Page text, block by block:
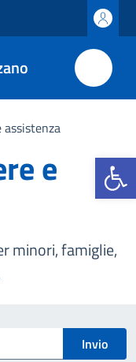
Apri la
assistenza
e
minori, famiglie,
Invio